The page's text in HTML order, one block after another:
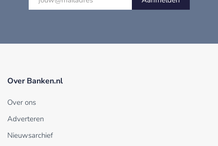
Over Banken.nl
Over ons
Adverteren
Nieuwsarchief